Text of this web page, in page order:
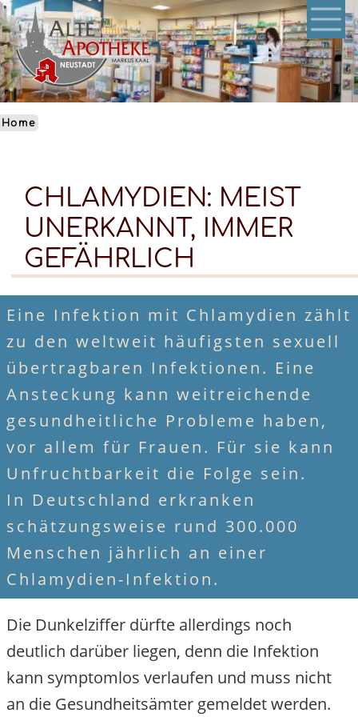
Skip
to
main
content
Home
CHLAMYDIEN: MEIST
UNERKANNT, IMMER
GEFÄHRLICH
Eine Infektion mit Chlamydien zählt
zu den weltweit häufigsten sexuell
übertragbaren Infektionen. Eine
Ansteckung kann weitreichende
gesundheitliche Probleme haben,
vor allem für Frauen. Für sie kann
Unfruchtbarkeit die Folge sein.
In Deutschland erkranken
schätzungsweise rund 300.000
Menschen jährlich an einer
Chlamydien-Infektion.
Die Dunkelziffer dürfte allerdings noch
deutlich darüber liegen, denn die Infektion
kann symptomlos verlaufen und muss nicht
an die Gesundheitsämter gemeldet werden.